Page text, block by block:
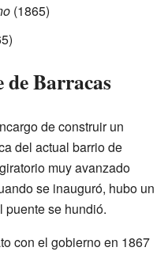
(1865)
de Barracas
de construir un
del actual barrio de
muy avanzado
se inauguró, hubo un
puente se hundió.
con el gobierno en 1867